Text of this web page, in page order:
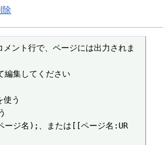
除
ト行で、ページには出力されま
編集してください
う
ジ名);、または[[ページ名:UR